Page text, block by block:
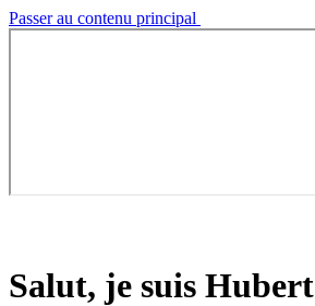
Passer au contenu principal
Salut, je suis Hubert